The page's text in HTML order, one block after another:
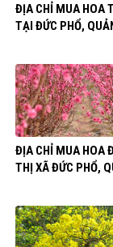
ĐỊA CHỈ MUA HOA
TẠI ĐỨC PHỔ,
ĐỊA CHỈ MUA HOA
THỊ XÃ ĐỨC PHỔ,